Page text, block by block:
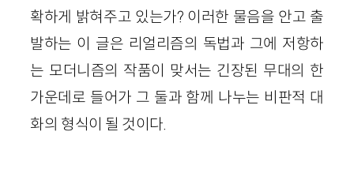
확하게 밝혀주고 있는가? 이러한 물음을 안고 출
발하는 이 글은 리얼리즘의 독법과 그에 저항하
는 모더니즘의 작품이 맞서는 긴장된 무대의 한
가운데로 들어가 그 둘과 함께 나누는 비판적 대
화의 형식이 될 것이다.